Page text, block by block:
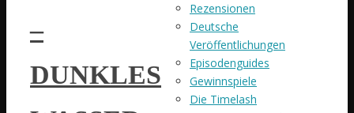
–
DUNKLES
Rezensionen
Deutsche
Veröffentlichungen
Episodenguides
Gewinnspiele
Die Timelash